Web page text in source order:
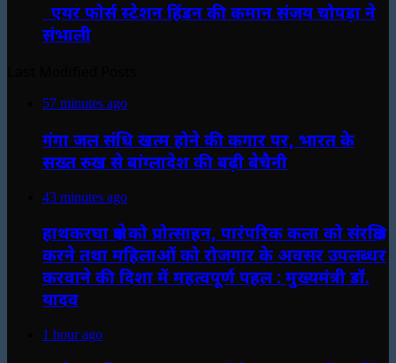
एयर फोर्स स्टेशन हिंडन की कमान संजय चोपड़ा ने
संभाली
57 minutes ago
गंगा जल संधि खत्म होने की कगार पर, भारत के
सख्त रुख से बांग्लादेश की बढ़ी बेचैनी
43 minutes ago
हाथकरघा क्षेत्र को प्रोत्साहन, पारंपरिक कला को संरक्षित
करने तथा महिलाओं को रोजगार के अवसर उपलब्धर
करवाने की दिशा में महत्वपूर्ण पहल : मुख्यमंत्री डॉ.
यादव
1 hour ago